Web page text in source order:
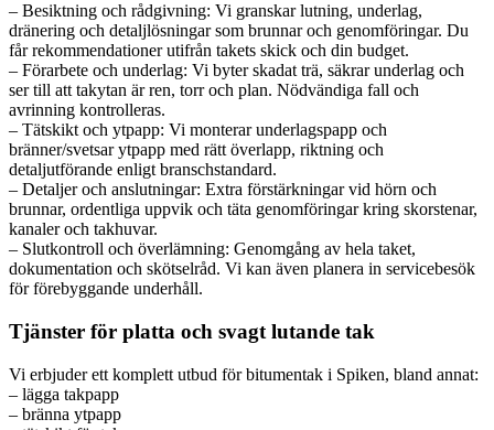
– Besiktning och rådgivning: Vi granskar lutning, underlag,
dränering och detaljlösningar som brunnar och genomföringar. Du
får rekommendationer utifrån takets skick och din budget.
– Förarbete och underlag: Vi byter skadat trä, säkrar underlag och
ser till att takytan är ren, torr och plan. Nödvändiga fall och
avrinning kontrolleras.
– Tätskikt och ytpapp: Vi monterar underlagspapp och
bränner/svetsar ytpapp med rätt överlapp, riktning och
detaljutförande enligt branschstandard.
– Detaljer och anslutningar: Extra förstärkningar vid hörn och
brunnar, ordentliga uppvik och täta genomföringar kring skorstenar,
kanaler och takhuvar.
– Slutkontroll och överlämning: Genomgång av hela taket,
dokumentation och skötselråd. Vi kan även planera in servicebesök
för förebyggande underhåll.
Tjänster för platta och svagt lutande tak
Vi erbjuder ett komplett utbud för bitumentak i Spiken, bland annat:
– lägga takpapp
– bränna ytpapp